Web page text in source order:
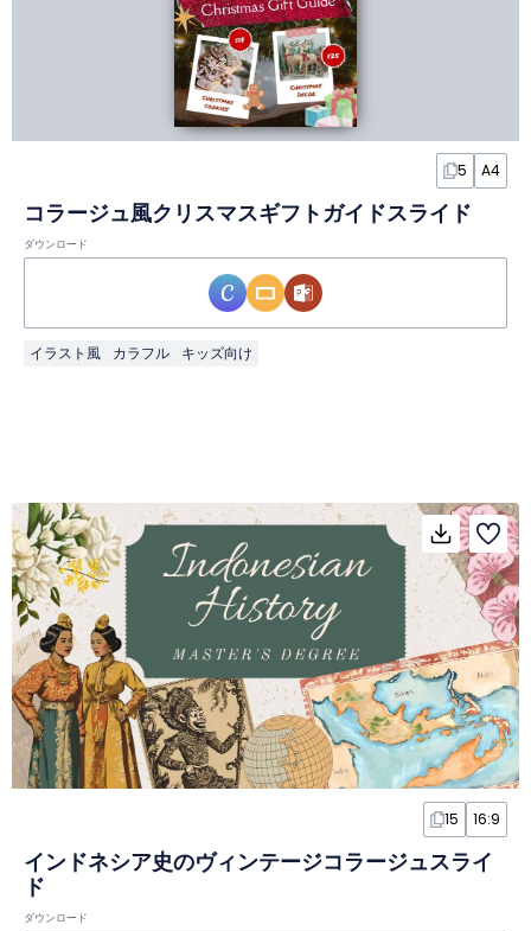
5 A4
コラージュ風クリスマスギフトガイドスライド
ダウンロード
イラスト風 カラフル キッズ向け
15 16:9
インドネシア史のヴィンテージコラージュスライ
ド
ダウンロード